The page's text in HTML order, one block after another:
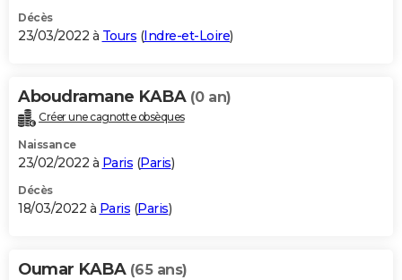
Décès
23/03/2022 à Tours (Indre-et-Loire)
Aboudramane KABA (0 an)
Créer une cagnotte obsèques
Naissance
23/02/2022 à Paris (Paris)
Décès
18/03/2022 à Paris (Paris)
Oumar KABA (65 ans)